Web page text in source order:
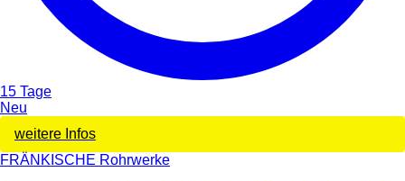
15 Tage
Neu
weitere Infos
FRÄNKISCHE Rohrwerke